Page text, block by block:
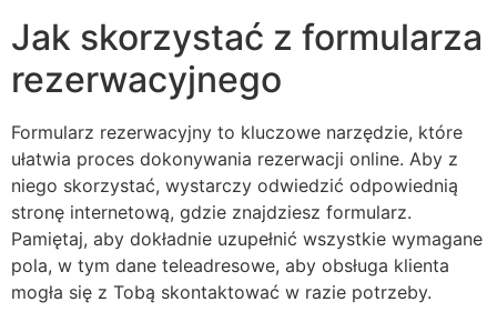
Jak skorzystać z formularza
rezerwacyjnego
Formularz rezerwacyjny to kluczowe narzędzie, które
ułatwia proces dokonywania rezerwacji online. Aby z
niego skorzystać, wystarczy odwiedzić odpowiednią
stronę internetową, gdzie znajdziesz formularz.
Pamiętaj, aby dokładnie uzupełnić wszystkie wymagane
pola, w tym dane teleadresowe, aby obsługa klienta
mogła się z Tobą skontaktować w razie potrzeby.